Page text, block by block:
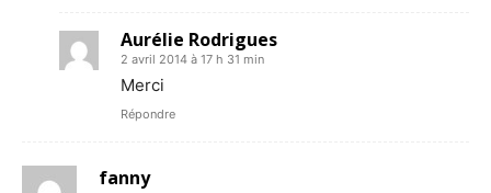
Aurélie Rodrigues
2 avril 2014 à 17 h 31 min
Merci
Répondre
fanny